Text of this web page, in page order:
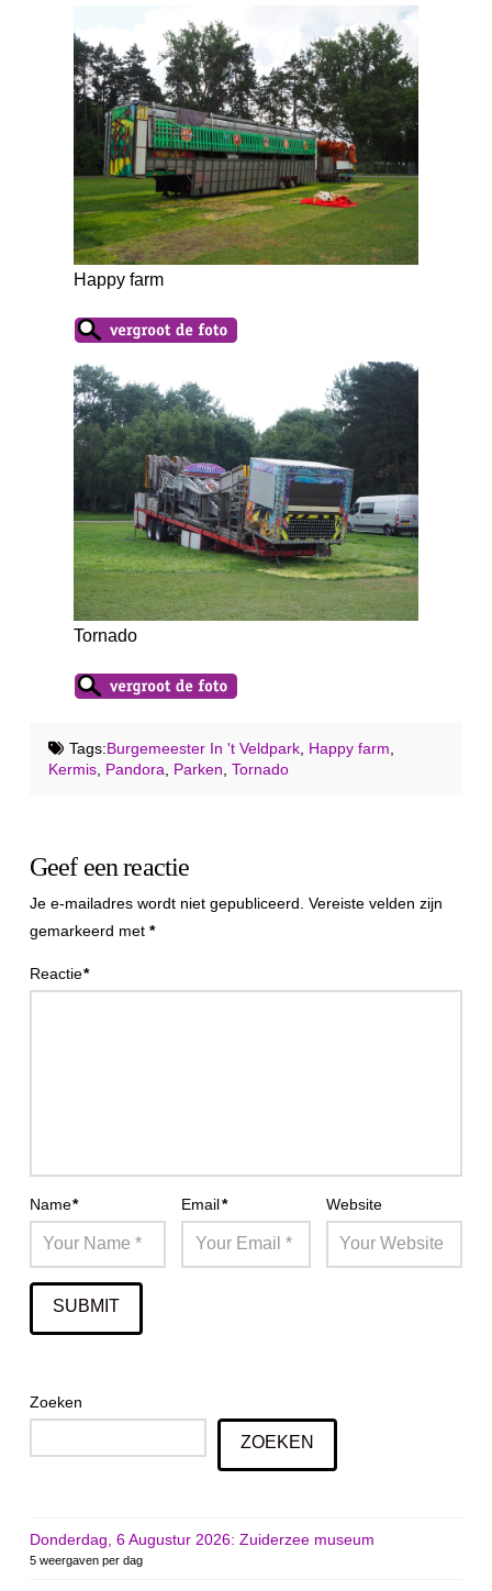
Happy farm
Tornado
Tags:Burgemeester In 't Veldpark, Happy farm
Kermis Pandora Parken ,Tornado
Geef een reactie
Je e-mailadres wordt niet gepubliceerd. Vereiste velden zijn
gemarkeerd met *
Reactie*
Name* Email* Website
Zoeken
ZOEKEN
Donderdag, 6 Augustur 2026: Zuiderzee museum
5 weergaven per dag